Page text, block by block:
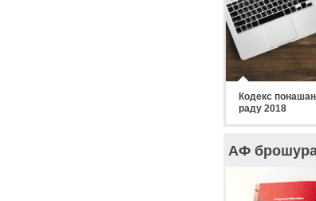
Кодекс
раду 2018
АФ